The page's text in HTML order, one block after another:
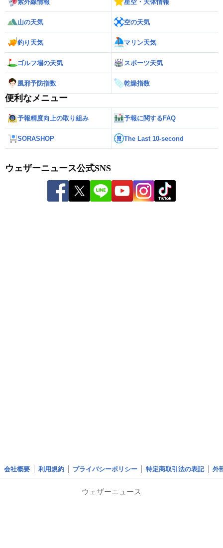
紫外線情報 星空・天体情報
山の天気 空の天気
釣り天気 マリン天気
ゴルフ場の天気 スポーツ天気
風邪予防指数 乾燥指数
便利なメニュー
予報精度向上の取り組み 予報に関するFAQ
SORASHOP The Last 10-second
ウェザーニュース公式SNS
会社概要 利用規約 プライバシーポリシー 特定商取引法の表記 外
ウェザーニュース